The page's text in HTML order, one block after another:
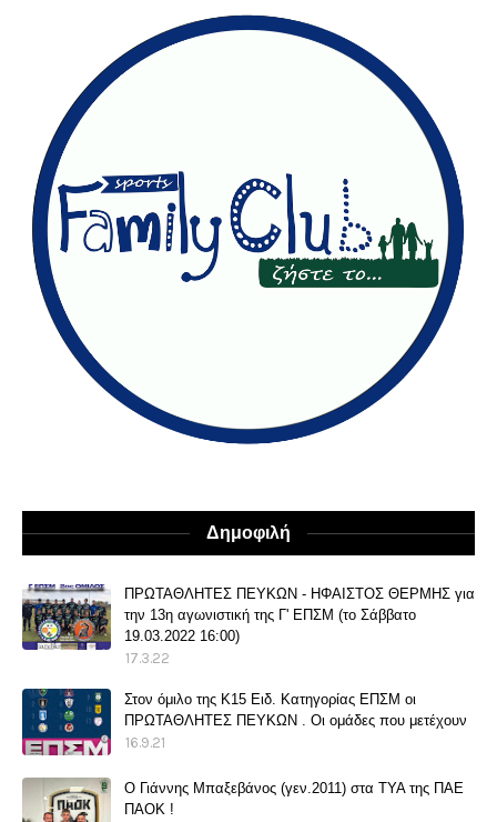
Δημοφιλή
ΠΡΩΤΑΘΛΗΤΕΣ ΠΕΥΚΩΝ - ΗΦΑΙΣΤΟΣ ΘΕΡΜΗΣ για
την 13η αγωνιστική της Γ' ΕΠΣΜ (το Σάββατο
19.03.2022 16:00)
17.3.22
Στον όμιλο της Κ15 Ειδ. Κατηγορίας ΕΠΣΜ οι
ΠΡΩΤΑΘΛΗΤΕΣ ΠΕΥΚΩΝ . Οι ομάδες που μετέχουν
16.9.21
O Γιάννης Μπαξεβάνος (γεν.2011) στα ΤΥΑ της ΠΑΕ
ΠΑΟΚ !